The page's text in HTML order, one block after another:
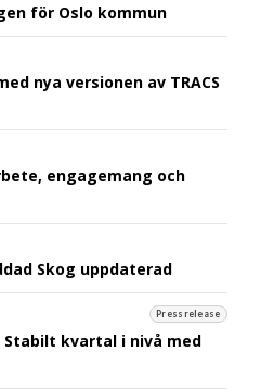
för Oslo kommun
nya versionen av TRACS
engagemang och
Skog uppdaterad
Pressrelease
Stabilt kvartal i nivå med